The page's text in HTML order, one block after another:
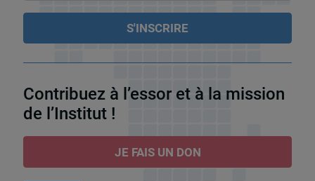
Contribuez à l’essor et à la mission
de l’Institut !
JE FAIS UN DON